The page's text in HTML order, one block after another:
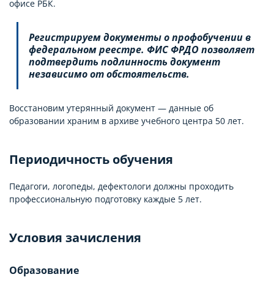
офисе РБК.
Регистрируем документы о профобучении в
федеральном реестре. ФИС ФРДО позволяет
подтвердить подлинность документ
независимо от обстоятельств.
Восстановим утерянный документ — данные об
образовании храним в архиве учебного центра 50 лет.
Периодичность обучения
Педагоги, логопеды, дефектологи должны проходить
профессиональную подготовку каждые 5 лет.
Условия зачисления
Образование